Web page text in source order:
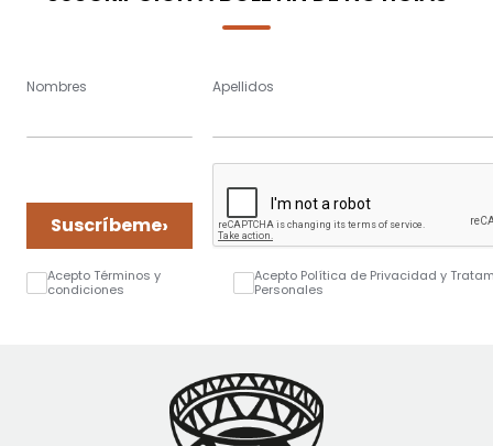
Nombres Apellidos
Suscríbeme›
Acepto Términos y
condiciones
Acepto Política de Privacidad y
Personales